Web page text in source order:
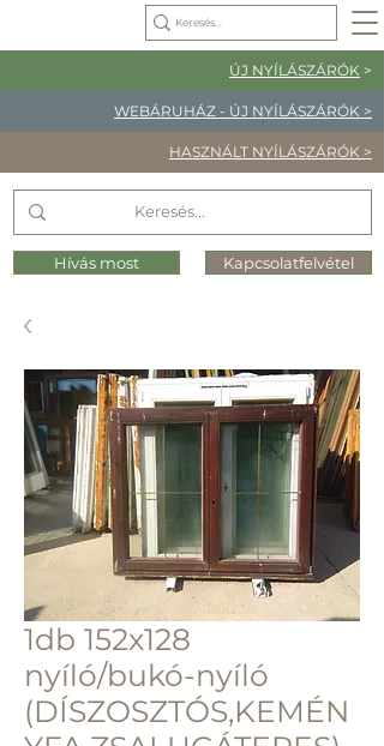
ÚJ NYÍLÁSZÁRÓK >
WEBÁRUHÁZ - ÚJ NYÍLÁSZÁRÓK >
HASZNÁLT NYÍLÁSZÁRÓK >
Hívás most Kapcsolatfelvétel
1db 152x128
nyíló/bukó-nyíló
(DÍSZOSZTÓS,KEMÉN